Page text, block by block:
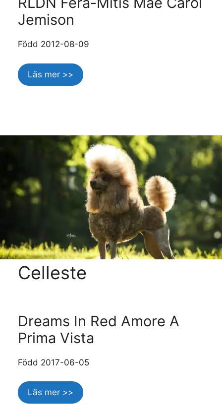
Jemison
Född 2012-08-09
Läs mer >>
Celleste
Dreams In Red Amore A
Prima Vista
Född 2017-06-05
Läs mer >>